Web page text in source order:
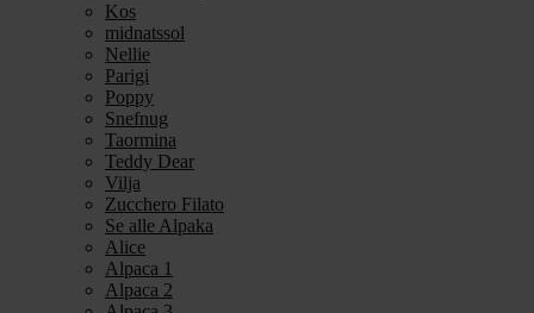
Kos
midnatssol
Nellie
Parigi
Poppy
Snefnug
Taormina
Teddy Dear
Vilja
Zucchero Filato
Se alle Alpaka
Alice
Alpaca 1
Alpaca 2